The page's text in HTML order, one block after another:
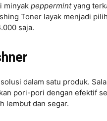
minyak peppermintyang
Toner layak menjadi
saja.
dalam satu produk.
pori-pori dengan efektif
lembut dan segar.